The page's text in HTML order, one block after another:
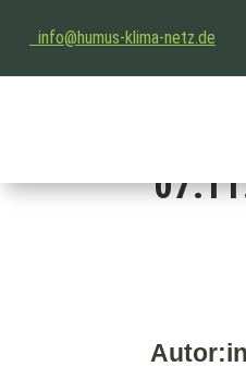
info@humus-klima-netz.de
Autor:in